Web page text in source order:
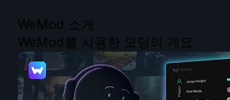
WeMod 소개
WeMod를 사용한 모딩의 개요